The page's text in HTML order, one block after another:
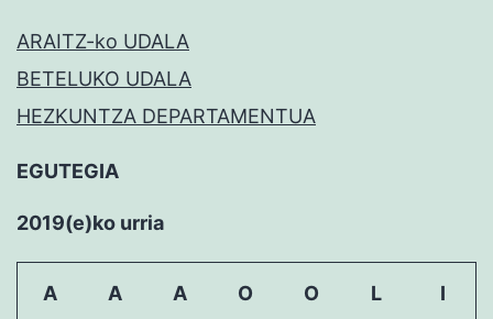
ARAITZ-ko UDALA
BETELUKO UDALA
HEZKUNTZA DEPARTAMENTUA
EGUTEGIA
2019(e)ko urria
A A A O O L I